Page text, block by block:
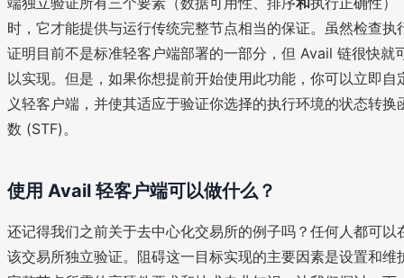
时，它才能提供与运行传统完整节点相当的保证。虽然检查执
证明目前不是标准轻客户端部署的一部分，但 Avail 链很快就
以实现。但是，如果你想提前开始使用此功能，你可以立即自
义轻客户端，并使其适应于验证你选择的执行环境的状态转换
数 (STF)。
使用 Avail 轻客户端可以做什么？
还记得我们之前关于去中心化交易所的例子吗？任何人都可以
该交易所独立验证。阻碍这一目标实现的主要因素是设置和维